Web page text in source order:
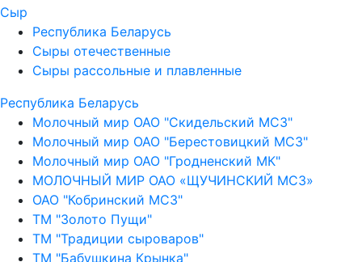
Сыр
Республика Беларусь
Сыры отечественные
Сыры рассольные и плавленные
Республика Беларусь
Молочный мир ОАО "Скидельский МСЗ"
Молочный мир ОАО "Берестовицкий МСЗ"
Молочный мир ОАО "Гродненский МК"
МОЛОЧНЫЙ МИР ОАО «ЩУЧИНСКИЙ МСЗ»
ОАО "Кобринский МСЗ"
ТМ "Золото Пущи"
ТМ "Традиции сыроваров"
ТМ "Бабушкина Крынка"